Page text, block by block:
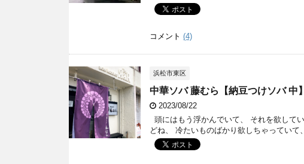
コメント (4)
浜松市東区
中華ソバ 藤むら【納豆つけソバ 中
2023/08/22
頭にはもう浮かんでいて、 それを欲して
どね、 冷たいものばかり欲しちゃってい